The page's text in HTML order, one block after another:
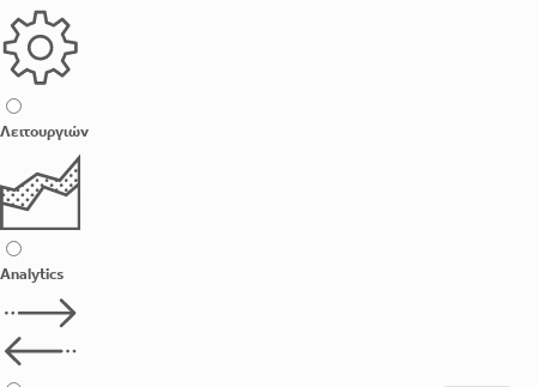
Λειτουργιών
Analytics